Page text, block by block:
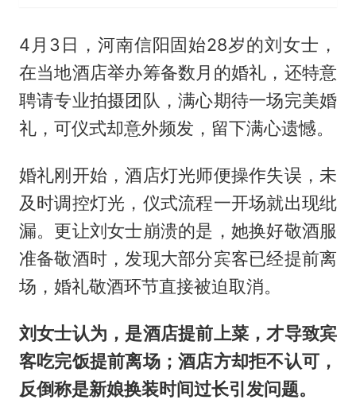
4月3日，河南信阳固始28岁的刘女士，
在当地酒店举办筹备数月的婚礼，还特意
聘请专业拍摄团队，满心期待一场完美婚
礼，可仪式却意外频发，留下满心遗憾。
婚礼刚开始，酒店灯光师便操作失误，未
及时调控灯光，仪式流程一开场就出现纰
漏。更让刘女士崩溃的是，她换好敬酒服
准备敬酒时，发现大部分宾客已经提前离
场，婚礼敬酒环节直接被迫取消。
刘女士认为，是酒店提前上菜，才导致宾
客吃完饭提前离场；酒店方却拒不认可，
反倒称是新娘换装时间过长引发问题。